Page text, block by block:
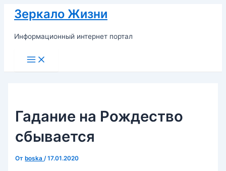
Перейти
содержимому
Зеркало Жизни
Информационный интернет портал
Main
Menu
Гадание на Рождество
сбывается
От boska/17.01.2020